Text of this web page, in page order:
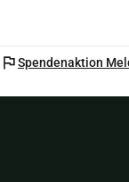
flagSpendenaktion